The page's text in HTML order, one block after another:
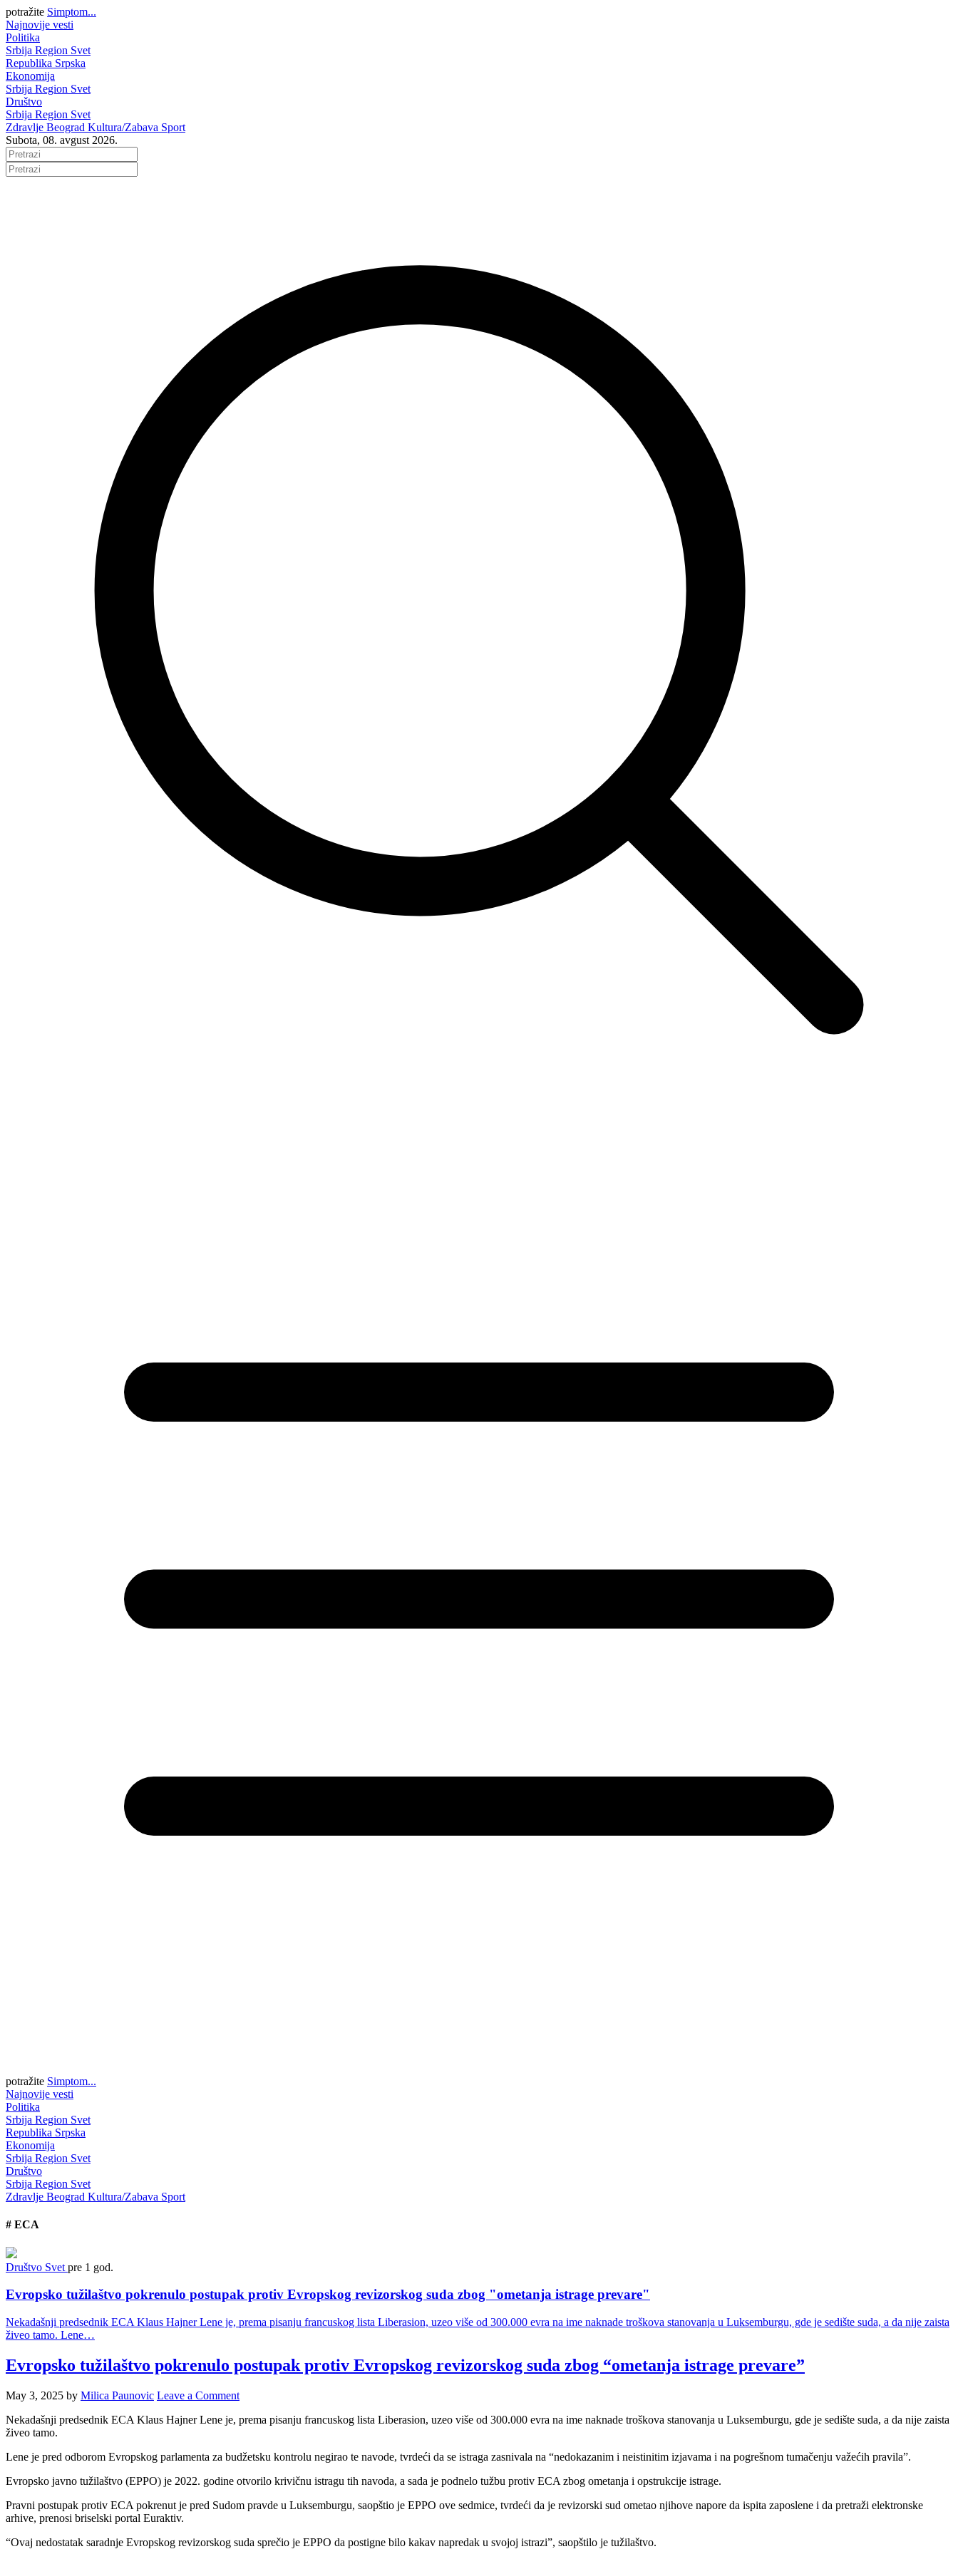
potražite Simptom...
Najnovije vesti
Politika
Srbija Region Svet
Republika Srpska
Ekonomija
Srbija Region Svet
Društvo
Srbija Region Svet
Zdravlje Beograd Kultura/Zabava Sport
Subota, 08. avgust 2026.
potražite Simptom...
Najnovije vesti
Politika
Srbija Region Svet
Republika Srpska
Ekonomija
Srbija Region Svet
Društvo
Srbija Region Svet
Zdravlje Beograd Kultura/Zabava Sport
# ECA
Društvo Svet pre 1 god.
Evropsko tužilaštvo pokrenulo postupak protiv Evropskog revizorskog suda zbog "ometanja istrage prevare"
Nekadašnji predsednik ECA Klaus Hajner Lene je, prema pisanju francuskog lista Liberasion, uzeo više od 300.000 evra na ime naknade troškova stanovanja u Luksemburgu, gde je sedište suda, a da nije zaista
živeo tamo. Lene…
Evropsko tužilaštvo pokrenulo postupak protiv Evropskog revizorskog suda zbog “ometanja istrage prevare”
May 3, 2025 by Milica Paunovic Leave a Comment
Nekadašnji predsednik ECA Klaus Hajner Lene je, prema pisanju francuskog lista Liberasion, uzeo više od 300.000 evra na ime naknade troškova stanovanja u Luksemburgu, gde je sedište suda, a da nije zaista
živeo tamo.
Lene je pred odborom Evropskog parlamenta za budžetsku kontrolu negirao te navode, tvrdeći da se istraga zasnivala na “nedokazanim i neistinitim izjavama i na pogrešnom tumačenju važećih pravila”.
Evropsko javno tužilaštvo (EPPO) je 2022. godine otvorilo krivičnu istragu tih navoda, a sada je podnelo tužbu protiv ECA zbog ometanja i opstrukcije istrage.
Pravni postupak protiv ECA pokrenut je pred Sudom pravde u Luksemburgu, saopštio je EPPO ove sedmice, tvrdeći da je revizorski sud ometao njihove napore da ispita zaposlene i da pretraži elektronske
arhive, prenosi briselski portal Euraktiv.
“Ovaj nedostatak saradnje Evropskog revizorskog suda sprečio je EPPO da postigne bilo kakav napredak u svojoj istrazi”, saopštilo je tužilaštvo.